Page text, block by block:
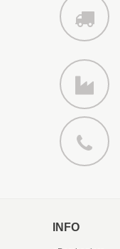
INFO